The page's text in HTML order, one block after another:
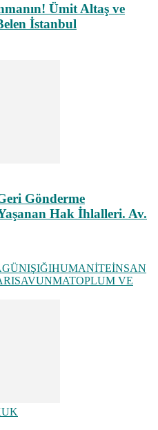
Ümit Altaş ve
İstanbul
Gönderme
Hak İhlalleri. Av.
GÜNIŞIĞIHUMANİTEİNSAN
SAVUNMATOPLUM VE